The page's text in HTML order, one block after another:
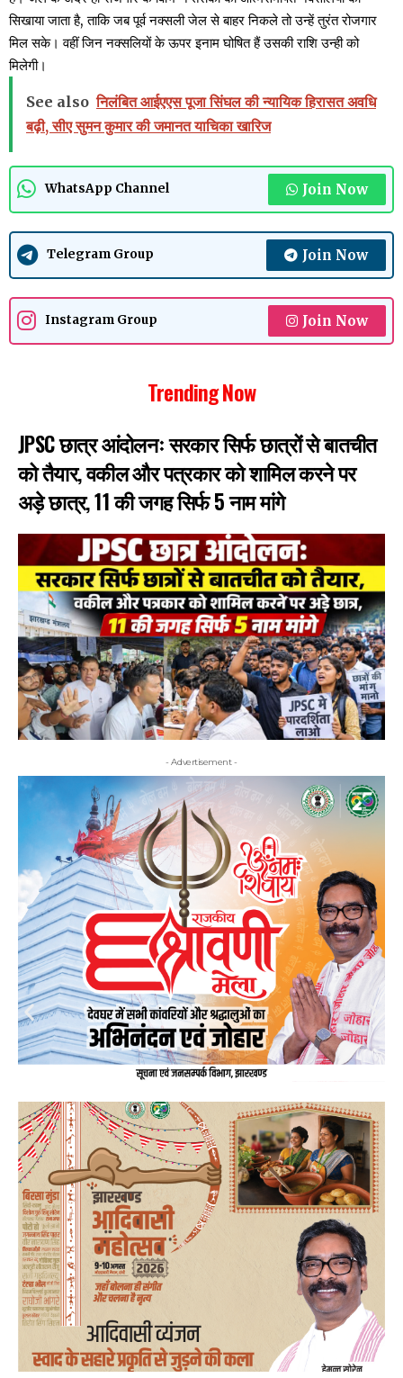
सिखाया जाता है, ताकि जब पूर्व नक्सली जेल से बाहर निकले तो उन्हें तुरंत रोजगार
मिल सके। वहीं जिन नक्सलियों के ऊपर इनाम घोषित हैं उसकी राशि उन्ही को
मिलेगी।
See also निलंबित आईएएस पूजा सिंघल की न्यायिक हिरासत अवधि
बढ़ी, सीए सुमन कुमार की जमानत याचिका खारिज
WhatsApp Channel Join Now
Telegram Group Join Now
Instagram Group Join Now
Trending Now
JPSC छात्र आंदोलनः सरकार सिर्फ छात्रों से बातचीत
को तैयार, वकील और पत्रकार को शामिल करने पर
अड़े छात्र, 11 की जगह सिर्फ 5 नाम मांगे
- Advertisement -